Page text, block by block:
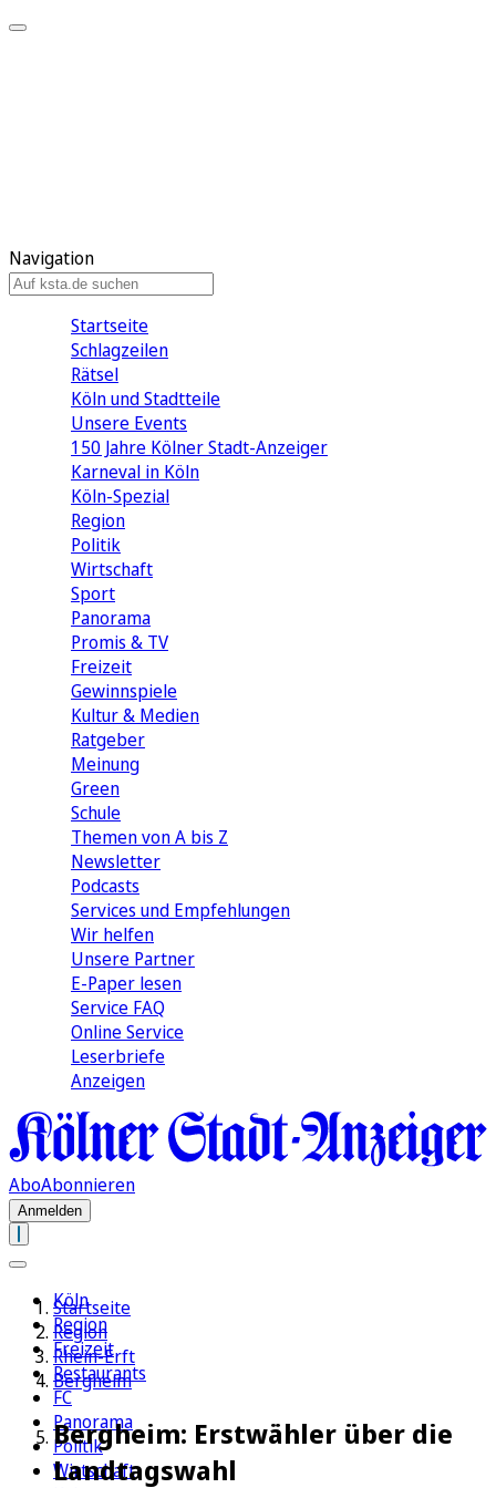
Navigation
Startseite
Schlagzeilen
Rätsel
Köln und Stadtteile
Unsere Events
150 Jahre Kölner Stadt-Anzeiger
Karneval in Köln
Köln-Spezial
Region
Politik
Wirtschaft
Sport
Panorama
Promis & TV
Freizeit
Gewinnspiele
Kultur & Medien
Ratgeber
Meinung
Green
Schule
Themen von A bis Z
Newsletter
Podcasts
Services und Empfehlungen
Wir helfen
Unsere Partner
E-Paper lesen
Service FAQ
Online Service
Leserbriefe
Anzeigen
AboAbonnieren
Anmelden
Köln
Region
Freizeit
Restaurants
FC
Panorama
Politik
Wirtschaft
Startseite
Region
Rhein-Erft
Bergheim
Bergheim: Erstwähler über die
Landtagswahl